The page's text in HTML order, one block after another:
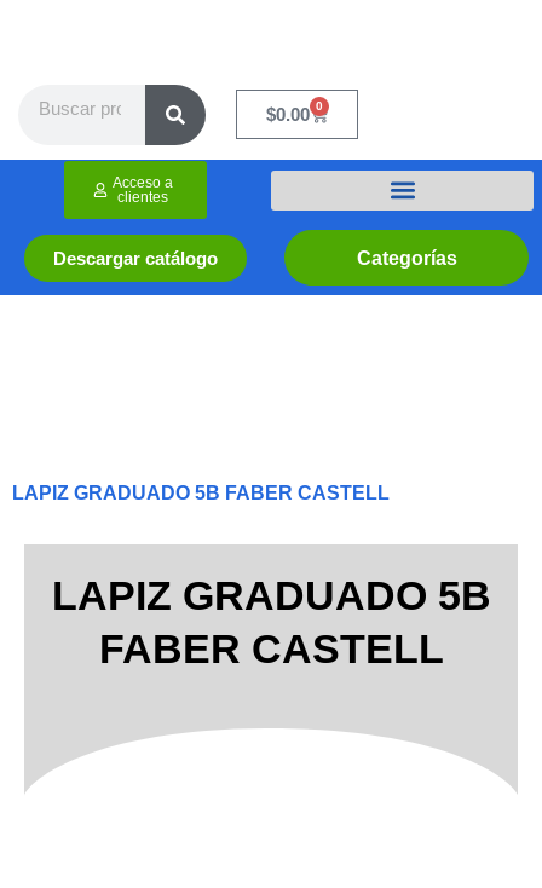
$0.00 0
Cart
Categorías
Descargar catálogo
Acceso a
clientes
LAPIZ GRADUADO 5B FABER CASTELL
LAPIZ GRADUADO 5B
FABER CASTELL